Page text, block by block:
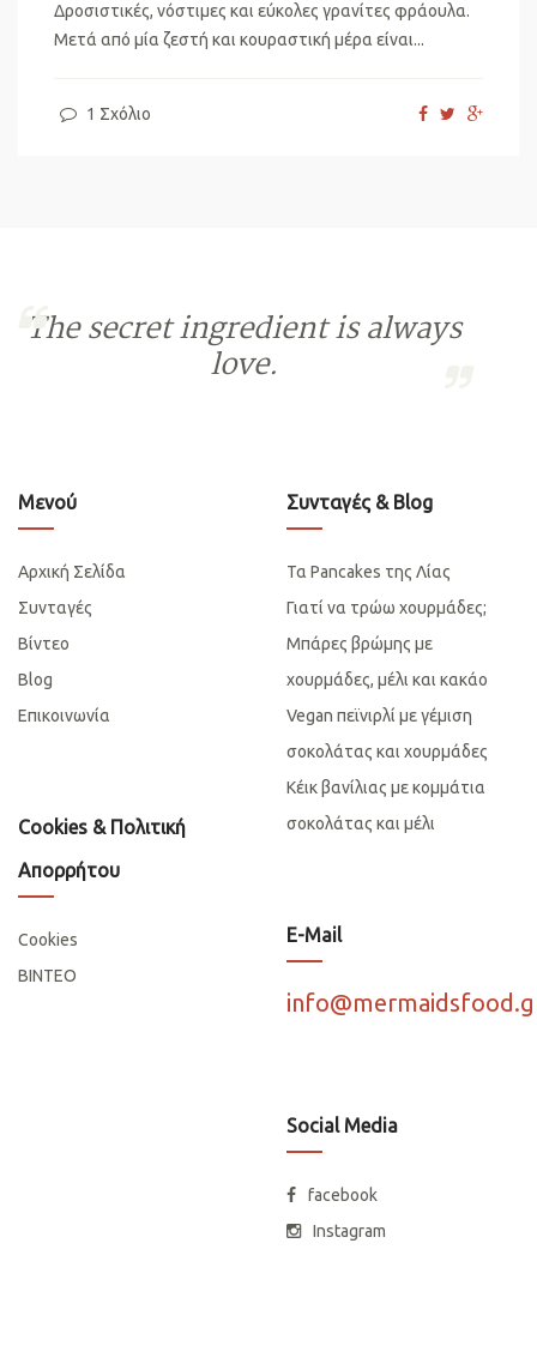
Δροσιστικές, νόστιμες και εύκολες γρανίτες φράουλα.
Μετά από μία ζεστή και κουραστική μέρα είναι...
1 Σχόλιο
The secret ingredient is always
love.
Μενού
Αρχική Σελίδα
Συνταγές
Βίντεο
Blog
Επικοινωνία
Cookies & Πολιτική
Απορρήτου
Cookies
ΒΙΝΤΕΟ
Συνταγές & Blog
Τα Pancakes της Λίας
Γιατί να τρώω χουρμάδες;
Μπάρες βρώμης με
χουρμάδες, μέλι και κακάο
Vegan πεϊνιρλί με γέμιση
σοκολάτας και χουρμάδες
Κέικ βανίλιας με κομμάτια
σοκολάτας και μέλι
E-Mail
Social Media
facebook
Instagram